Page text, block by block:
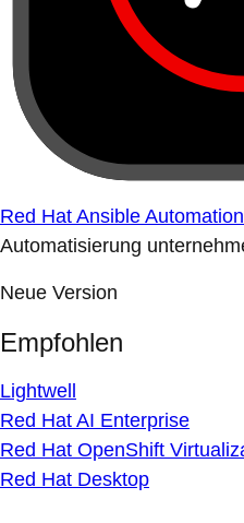
Red Hat Ansible
Automatisierung
Neue Version
Empfohlen
Lightwell
Red Hat AI Enterprise
Red Hat OpenShift
Red Hat Desktop